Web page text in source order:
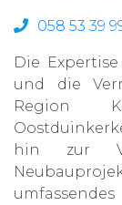
058 53 39
Die
und die
Region
hin zur